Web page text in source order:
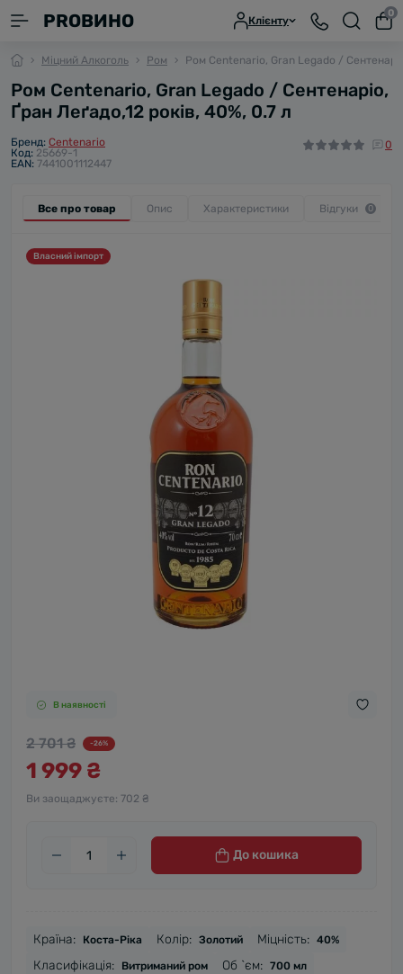
PROВИНО Клієнту
0
Міцний Алкоголь Ром Ром Centenario, Gran Legado /
Ром Centenario, Gran Legado / Сентенаріо,
Ґран Леґадо,12 років, 40%, 0.7 л
Бренд: Centenario
Код: 25669-1
EAN: 7441001112447
0
Все про товар Опис Характеристики Відгуки 0
Власний імпорт
В наявності
2 701 ₴ -26%
1 999 ₴
Ви заощаджуєте: 702 ₴
До кошика
Країна: Коста-Ріка Колір: Золотий Міцність: 40%
Класифікація: Витриманий ром Об `єм: 700 мл